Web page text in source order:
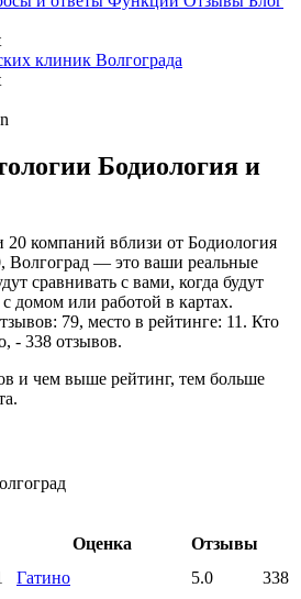
клиник Волгограда
Бодиология и
компаний вблизи от Бодиология
Волгоград — это ваши реальные
сравнивать с вами, когда будут
домом или работой в картах.
79, место в рейтинге: 11. Кто
- 338 отзывов.
и чем выше рейтинг, тем больше
Оценка
Отзывы
Гатино 5.0
338